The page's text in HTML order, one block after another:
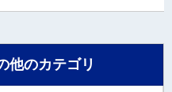
他のカテゴリ